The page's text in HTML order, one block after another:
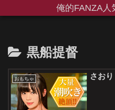
俺的FANZA人
黒船提督
おもちゃ さお